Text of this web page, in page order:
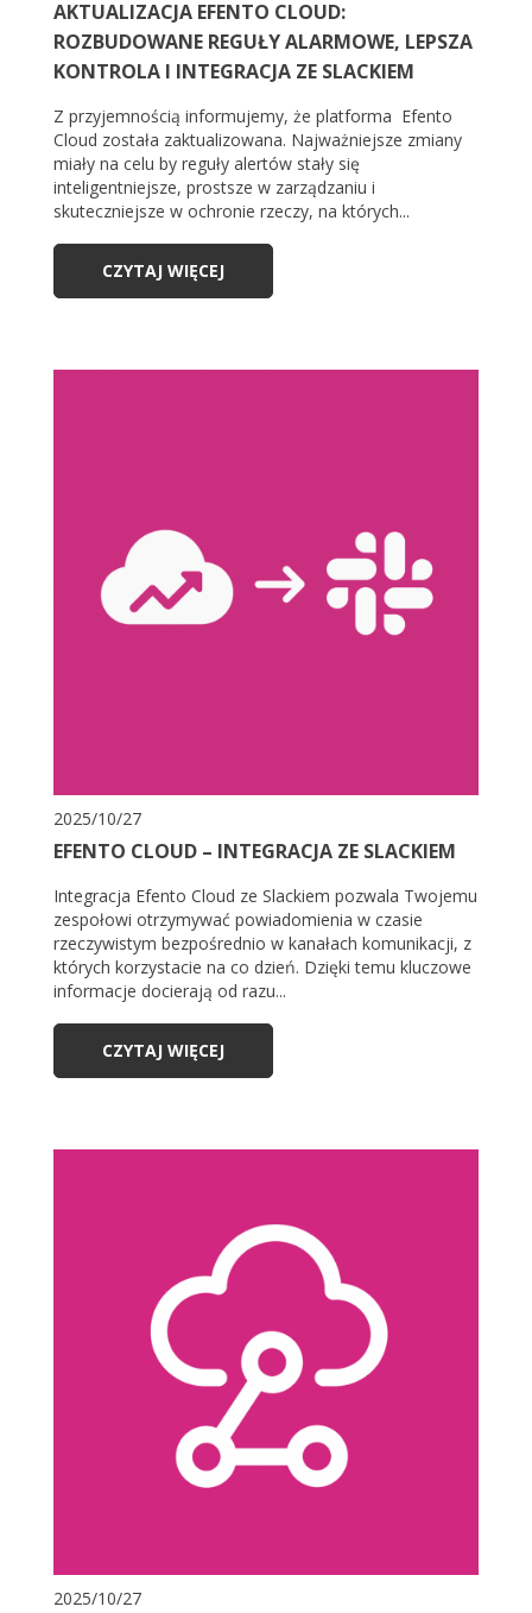
AKTUALIZACJA EFENTO CLOUD:
ROZBUDOWANE REGUŁY ALARMOWE, LEPSZA
KONTROLA I INTEGRACJA ZE SLACKIEM
Z przyjemnością informujemy, że platforma Efento
Cloud została zaktualizowana. Najważniejsze zmiany
miały na celu by reguły alertów stały się
inteligentniejsze, prostsze w zarządzaniu i
skuteczniejsze w ochronie rzeczy, na których...
CZYTAJ WIĘCEJ
2025/10/27
EFENTO CLOUD – INTEGRACJA ZE SLACKIEM
Integracja Efento Cloud ze Slackiem pozwala Twojemu
zespołowi otrzymywać powiadomienia w czasie
rzeczywistym bezpośrednio w kanałach komunikacji, z
których korzystacie na co dzień. Dzięki temu kluczowe
informacje docierają od razu...
CZYTAJ WIĘCEJ
2025/10/27